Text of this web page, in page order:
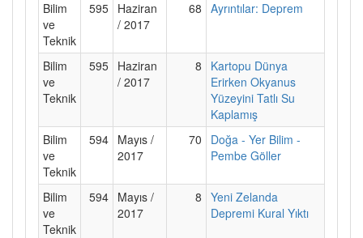
Bilim
ve
Teknik
595 Haziran
/ 2017
68 Ayrıntılar: Deprem
Bilim
ve
Teknik
595 Haziran
/ 2017
8
Kartopu Dünya
Erirken Okyanus
Yüzeyini Tatlı Su
Kaplamış
Bilim
ve
Teknik
594 Mayıs /
2017
70
Doğa - Yer Bilim -
Pembe Göller
Bilim
ve
Teknik
594 Mayıs /
2017
8 Yeni Zelanda
Depremi Kural Yıktı